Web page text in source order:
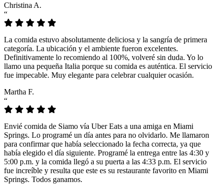
Christina A.
“
La comida estuvo absolutamente deliciosa y la sangría de primera
categoría. La ubicación y el ambiente fueron excelentes.
Definitivamente lo recomiendo al 100%, volveré sin duda. Yo lo
llamo una pequeña Italia porque su comida es auténtica. El servicio
fue impecable. Muy elegante para celebrar cualquier ocasión.
Martha F.
“
Envié comida de Siamo vía Uber Eats a una amiga en Miami
Springs. Lo programé un día antes para no olvidarlo. Me llamaron
para confirmar que había seleccionado la fecha correcta, ya que
había elegido el día siguiente. Programé la entrega entre las 4:30 y
5:00 p.m. y la comida llegó a su puerta a las 4:33 p.m. El servicio
fue increíble y resulta que este es su restaurante favorito en Miami
Springs. Todos ganamos.